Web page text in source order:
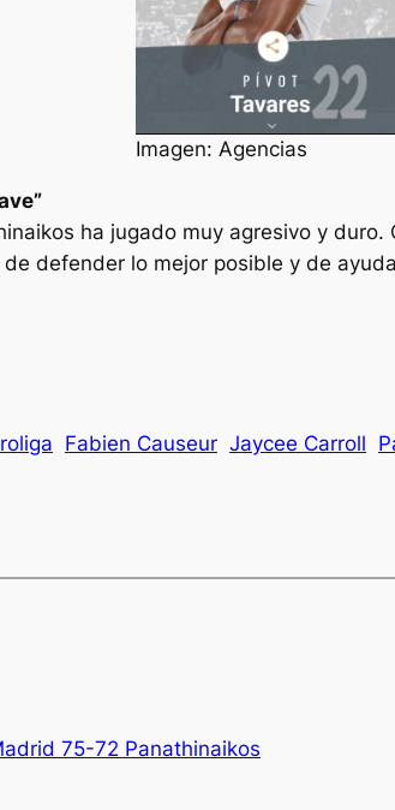
Imagen: Agencias
ha jugado muy agresivo y
defender lo mejor posible y de
Fabien Causeur Jaycee Carroll
75-72 Panathinaikos